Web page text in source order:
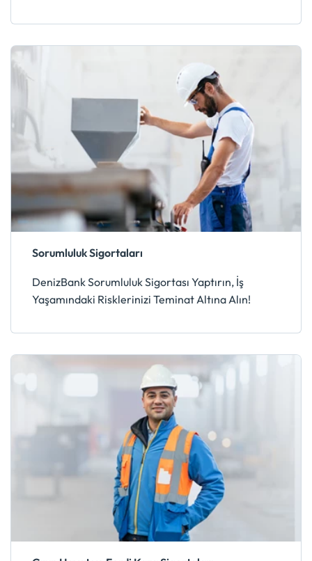
Sorumluluk Sigortaları
DenizBank Sorumluluk Sigortası Yaptırın, İş
Yaşamındaki Risklerinizi Teminat Altına Alın!